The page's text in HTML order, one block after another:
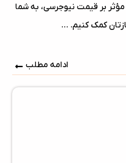
بر قیمت نیوجرسی، به شما
کمک کنیم. ...
ادامه مطلب